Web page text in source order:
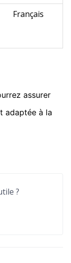
Français
assurer
adaptée à la
?